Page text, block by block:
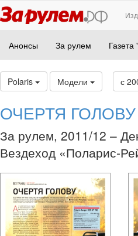
Анонсы За рулем
Polaris Модели с
ОЧЕРТЯ ГОЛОВУ
За рулем, 2011/12 –
Вездеход «Поларис-